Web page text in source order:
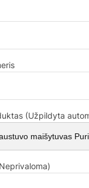
(Užpildyta